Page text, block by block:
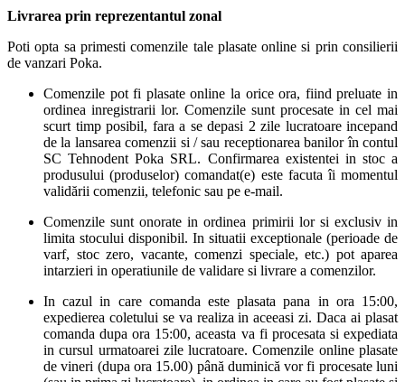
Livrarea prin reprezentantul zonal
Poti opta sa primesti comenzile tale plasate online si prin consilierii
de vanzari Poka.
Comenzile pot fi plasate online la orice ora, fiind preluate in
ordinea inregistrarii lor. Comenzile sunt procesate in cel mai
scurt timp posibil, fara a se depasi 2 zile lucratoare incepand
de la lansarea comenzii si / sau receptionarea banilor în contul
SC Tehnodent Poka SRL. Confirmarea existentei in stoc a
produsului (produselor) comandat(e) este facuta îi momentul
validării comenzii, telefonic sau pe e-mail.
Comenzile sunt onorate in ordinea primirii lor si exclusiv in
limita stocului disponibil. In situatii exceptionale (perioade de
varf, stoc zero, vacante, comenzi speciale, etc.) pot aparea
intarzieri in operatiunile de validare si livrare a comenzilor.
In cazul in care comanda este plasata pana in ora 15:00,
expedierea coletului se va realiza in aceeasi zi. Daca ai plasat
comanda dupa ora 15:00, aceasta va fi procesata si expediata
in cursul urmatoarei zile lucratoare. Comenzile online plasate
de vineri (dupa ora 15.00) până duminică vor fi procesate luni